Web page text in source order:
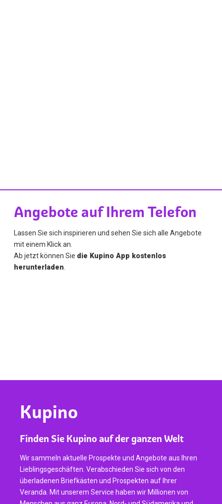
Angebote auf Ihrem Telefon
Lassen Sie sich inspirieren und sehen Sie sich alle Angebote
mit einem Klick an.
Ab jetzt können Sie die Kupino App kostenlos
herunterladen
Wir sammeln aktuelle Prospekte und Angebote aus Ihren
Lieblingsgeschäften. Verabschieden Sie sich von den
Veranda. Mit unserem Service haben wir Millionen von
Afrika für uns gewonnen. Werden auch Sie ein
zufriedener Nutzer und kaufen Sie clever ein.